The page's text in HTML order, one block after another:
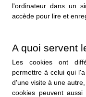
l'ordinateur dans un
accède pour lire et
A quoi servent
Les cookies ont
permettre à celui qui
d'une visite à une
cookies peuvent